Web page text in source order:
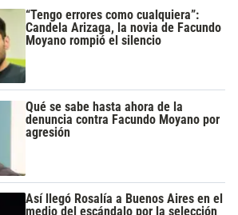
“Tengo errores como cualquiera”:
Candela Arizaga, la novia de Facundo
Moyano rompió el silencio
Qué se sabe hasta ahora de la
denuncia contra Facundo Moyano por
agresión
Así llegó Rosalía a Buenos Aires en el
medio del escándalo por la selección